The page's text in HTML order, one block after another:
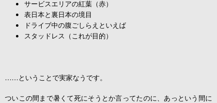
サービスエリアの紅葉（赤）
表日本と裏日本の境目
ドライブ中の腹ごしらえといえば
スタッドレス（これが目的）
……ということで実家なうです。
ついこの間まで暑くて死にそうとか言ってたのに、あっという間に